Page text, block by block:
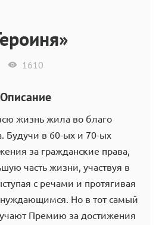
1610
Описание
жизнь жила во благо
Будучи в 60-ых и 70-ых
за гражданские права,
часть жизни, участвуя в
с речами и протягивая
Но в тот самый
Премию за достижения